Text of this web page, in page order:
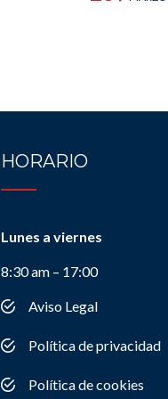
HORARIO
Lunes a viernes
8:30 am – 17:00
Aviso Legal
Política de privacidad
Política de cookies